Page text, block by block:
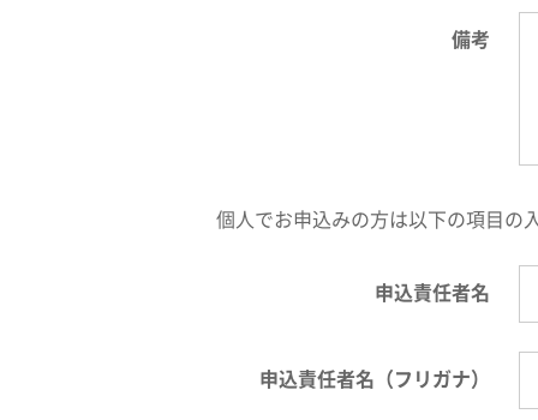
備考
個人でお申込みの方は以下の項目の
申込責任者名
申込責任者名（フリガナ）